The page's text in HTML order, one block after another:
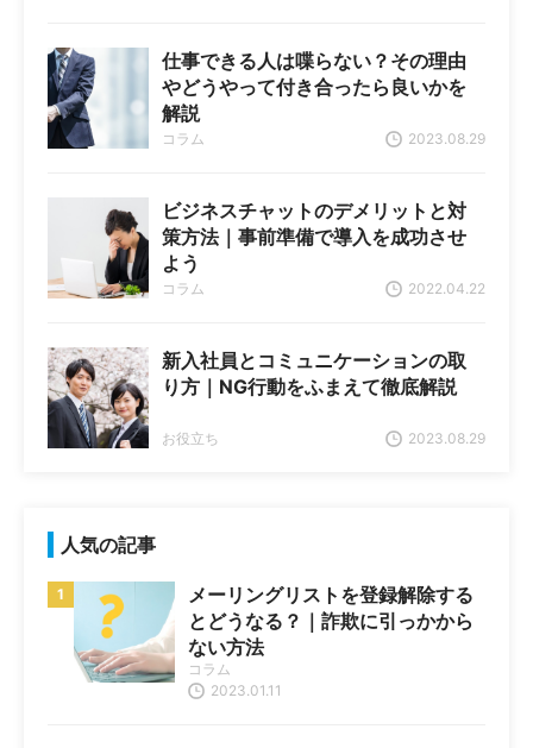
仕事できる人は喋らない？その理由
やどうやって付き合ったら良いかを
解説
2023.08.29
コラム
ビジネスチャットのデメリットと対
策方法｜事前準備で導入を成功させ
よう
2022.04.22
コラム
新入社員とコミュニケーションの取
り方｜NG行動をふまえて徹底解説
2023.08.29
お役立ち
人気の記事
メーリングリストを登録解除する
とどうなる？｜詐欺に引っかから
ない方法
2023.01.11
コラム